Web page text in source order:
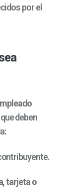
por el
deben
tarjeta o